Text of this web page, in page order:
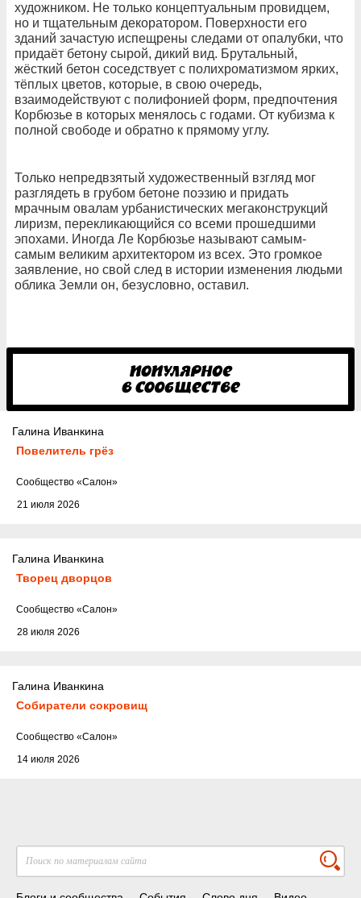
художником. Не только концептуальным провидцем,
но и тщательным декоратором. Поверхности его
зданий зачастую испещрены следами от опалубки, что
придаёт бетону сырой, дикий вид. Брутальный,
жёсткий бетон соседствует с полихроматизмом ярких,
тёплых цветов, которые, в свою очередь,
взаимодействуют с полифонией форм, предпочтения
Корбюзье в которых менялось с годами. От кубизма к
полной свободе и обратно к прямому углу.
Только непредвзятый художественный взгляд мог
разглядеть в грубом бетоне поэзию и придать
мрачным овалам урбанистических мегаконструкций
лиризм, перекликающийся со всеми прошедшими
эпохами. Иногда Ле Корбюзье называют самым-
самым великим архитектором из всех. Это громкое
заявление, но свой след в истории изменения людьми
облика Земли он, безусловно, оставил.
Галина Иванкина
Повелитель грёз
21 июля 2026
Cообщество «Салон»
Галина Иванкина
Творец дворцов
28 июля 2026
Cообщество «Салон»
Галина Иванкина
Собиратели сокровищ
14 июля 2026
Cообщество «Салон»